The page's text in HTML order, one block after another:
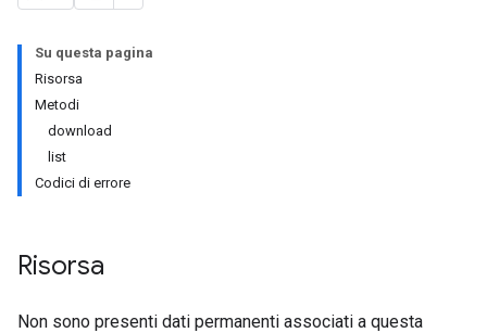
Su questa pagina
Risorsa
Metodi
download
list
Codici di errore
Risorsa
Non sono presenti dati permanenti associati a questa